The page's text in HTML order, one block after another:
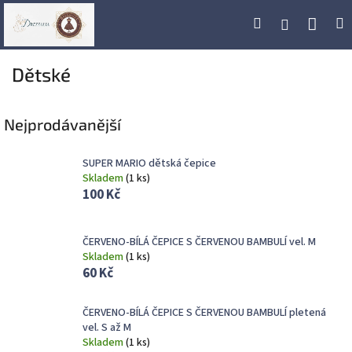
Přejít
Hledat Přihlášení
Dětské
Nejprodávanější
SUPER MARIO dětská čepice
Skladem(1 ks)
100 Kč
ČERVENO-BÍLÁ ČEPICE S ČERVENOU BAMBULÍ vel. M
Skladem(1 ks)
60 Kč
ČERVENO-BÍLÁ ČEPICE S ČERVENOU BAMBULÍ pletená
vel. S až M
Skladem(1 ks)